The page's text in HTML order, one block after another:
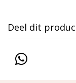
Deel dit